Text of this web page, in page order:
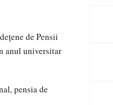
de Pensii
anul universitar
pensia de